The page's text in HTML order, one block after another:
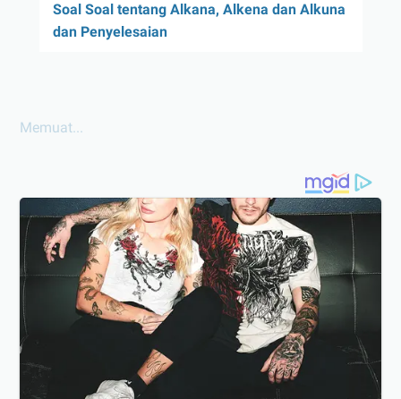
Soal Soal tentang Alkana, Alkena dan Alkuna
dan Penyelesaian
Memuat...